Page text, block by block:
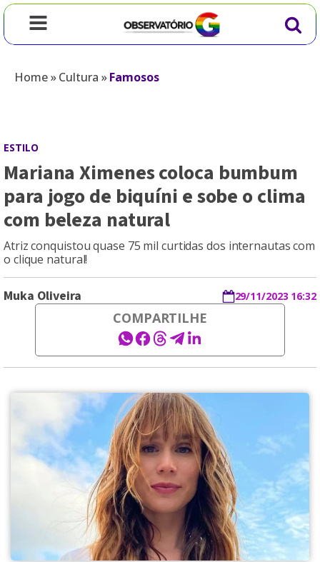
Home»Cultura »Famosos
ESTILO
Mariana Ximenes coloca bumbum
para jogo de biquíni e sobe o clima
com beleza natural
Atriz conquistou quase 75 mil curtidas dos internautas com
o clique natural!
Muka Oliveira 29/11/2023 16:32
COMPARTILHE